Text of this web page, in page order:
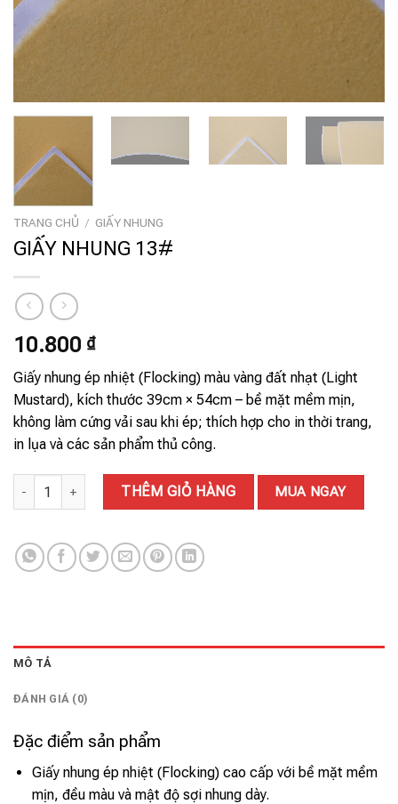
TRANG CHỦ / GIẤY NHUNG
GIẤY NHUNG 13#
10.800 ₫
Giấy nhung ép nhiệt (Flocking) màu vàng đất nhạt (Light
Mustard), kích thước 39cm × 54cm – bề mặt mềm mịn,
không làm cứng vải sau khi ép; thích hợp cho in thời trang,
in lụa và các sản phẩm thủ công.
GIẤY NHUNG 13# số lượngTHÊM GIỎ HÀNG MUA NGAY
MÔ TẢ
ĐÁNH GIÁ (0)
Đặc điểm sản phẩm
Giấy nhung ép nhiệt (Flocking) cao cấp với bề mặt mềm
mịn, đều màu và mật độ sợi nhung dày.